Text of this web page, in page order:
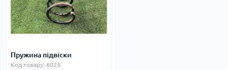
Пружина підвіски
Код товару: 6025